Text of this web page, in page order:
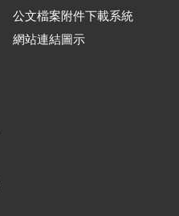
公文檔案附件下載系統
網站連結圖示